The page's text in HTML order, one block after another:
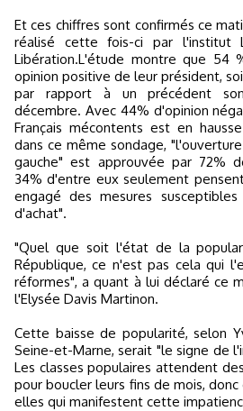
Et ces chiffres sont confirmés ce
réalisé cette fois-ci par l'institut
Libération.L'étude montre que 54
opinion positive de leur président,
par rapport à un précédent
décembre. Avec 44% d'opinion
Français mécontents est en
dans ce même sondage,
gauche" est approuvée par 72%
34% d'entre eux seulement
engagé des mesures
d'achat".
"Quel que soit l'état de la
République, ce n'est pas cela qui
réformes", a quant à lui déclaré ce
l'Elysée Davis Martinon.
Cette baisse de popularité, selon
Seine-et-Marne, serait "le signe de
Les classes populaires attendent
pour boucler leurs fins de mois,
elles qui manifestent cette